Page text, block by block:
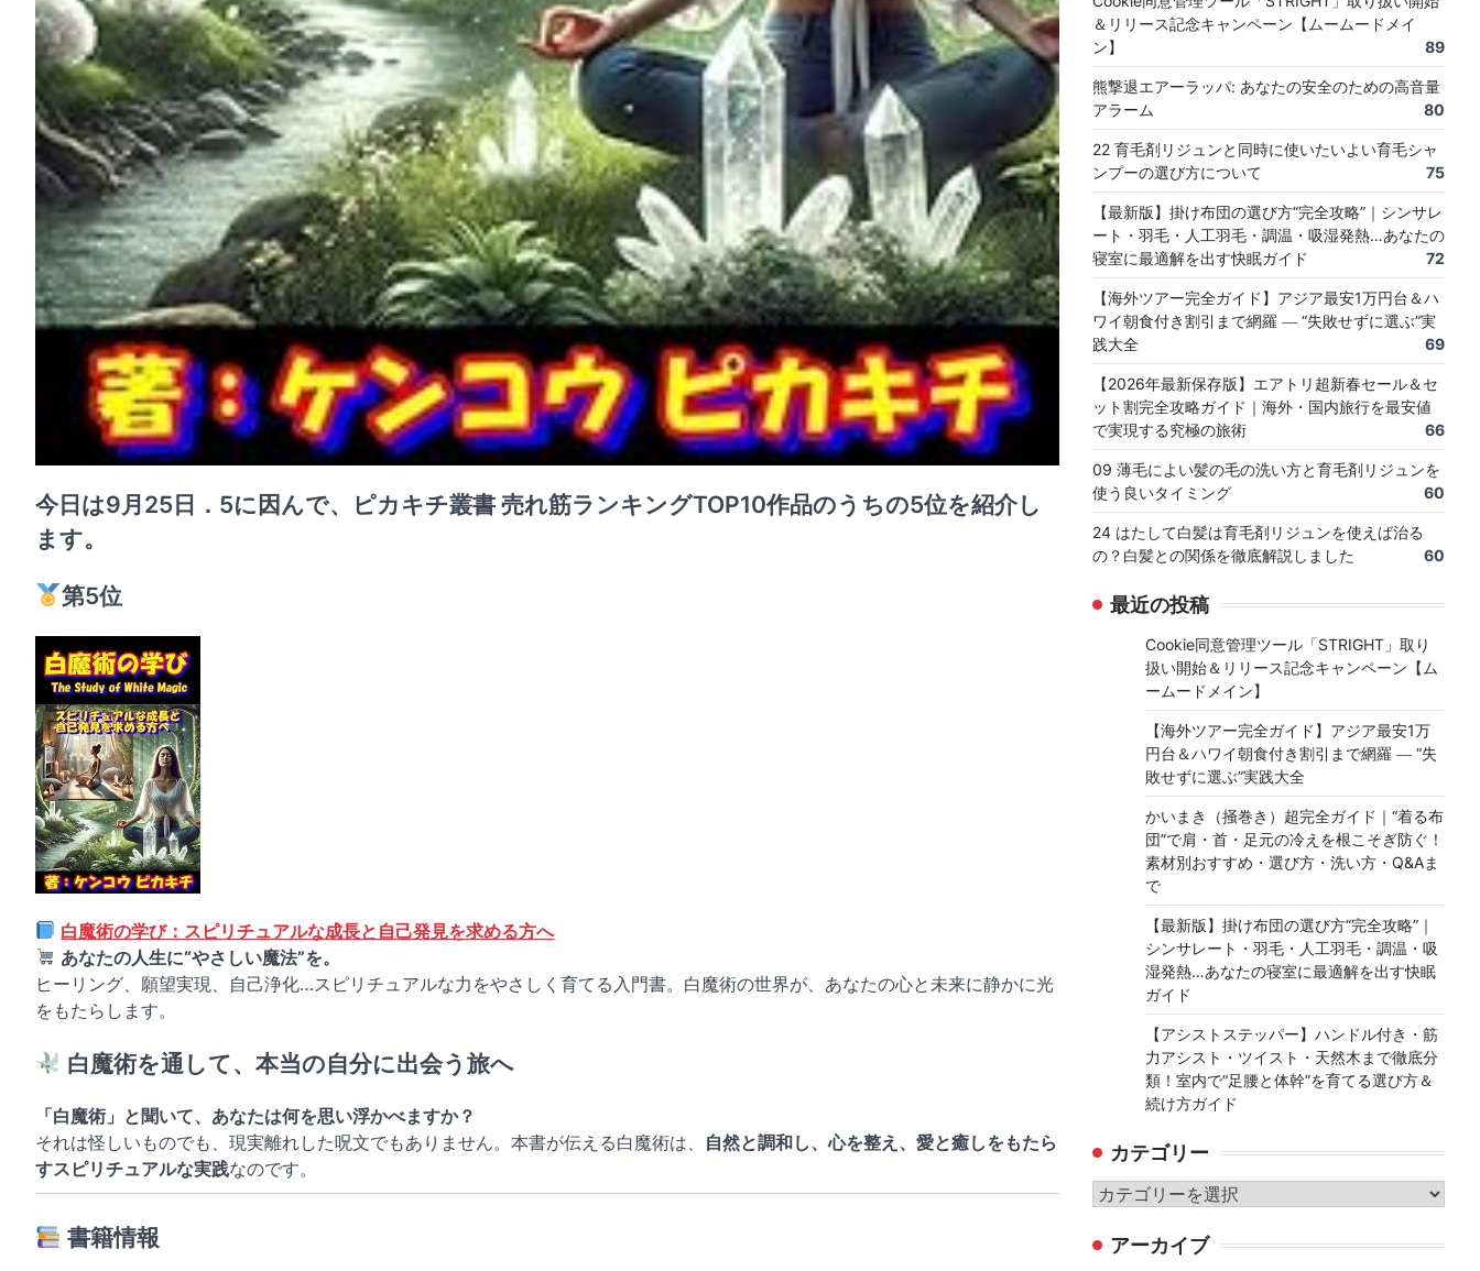
今日は9月25日．5に因んで、ピカキチ叢書 売れ筋ランキングTOP10作品のうちの5位を紹介し
ます。
第5位
白魔術の学び：スピリチュアルな成長と自己発見を求める方へ
あなたの人生に“やさしい魔法”を。
ヒーリング、願望実現、自己浄化…スピリチュアルな力をやさしく育てる入門書。白魔術の世界が、あなたの心と未来に静かに光
をもたらします。
白魔術を通して、本当の自分に出会う旅へ
「白魔術」と聞いて、あなたは何を思い浮かべますか？
それは怪しいものでも、現実離れした呪文でもありません。本書が伝える白魔術は、 自然と調和し、心を整え、愛と癒しをもたら
すスピリチュアルな実践なのです。
書籍情報
＆リリース記念キャンペーン【ムームードメイ
ン】
89
熊撃退エアーラッパ: あなたの安全のための高音量
アラーム
80
22 育毛剤リジュンと同時に使いたいよい育毛シャ
ンプーの選び方について
75
【最新版】掛け布団の選び方“完全攻略”｜シンサレ
ート・羽毛・人工羽毛・調温・吸湿発熱…あなたの
寝室に最適解を出す快眠ガイド
72
【海外ツアー完全ガイド】アジア最安1万円台＆ハ
ワイ朝食付き割引まで網羅 ― “失敗せずに選ぶ”実
践大全
69
【2026年最新保存版】エアトリ超新春セール＆セ
ット割完全攻略ガイド｜海外・国内旅行を最安値
で実現する究極の旅術
66
09 薄毛によい髪の毛の洗い方と育毛剤リジュンを
使う良いタイミング
60
24 はたして白髪は育毛剤リジュンを使えば治る
の？白髪との関係を徹底解説しました
60
最近の投稿
Cookie同意管理ツール「STRIGHT」取り
扱い開始＆リリース記念キャンペーン【ム
ームードメイン】
【海外ツアー完全ガイド】アジア最安1万
円台＆ハワイ朝食付き割引まで網羅 ― “失
敗せずに選ぶ”実践大全
かいまき（掻巻き）超完全ガイド｜“着る布
団”で肩・首・足元の冷えを根こそぎ防ぐ！
素材別おすすめ・選び方・洗い方・Q&Aま
で
【最新版】掛け布団の選び方“完全攻略”｜
シンサレート・羽毛・人工羽毛・調温・吸
湿発熱…あなたの寝室に最適解を出す快眠
ガイド
【アシストステッパー】ハンドル付き・筋
力アシスト・ツイスト・天然木まで徹底分
類！室内で“足腰と体幹”を育てる選び方＆
続け方ガイド
カテゴリー
カ
ゴ アーカイブ